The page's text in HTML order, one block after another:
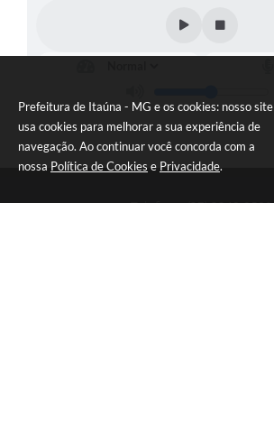
Prefeitura de Itaúna - MG e os cookies: nosso site
usa cookies para melhorar a sua experiência de
navegação. Ao continuar você concorda com a
nossa Política de Cookies e Privacidade.
Telefone: (37) 3249-9500